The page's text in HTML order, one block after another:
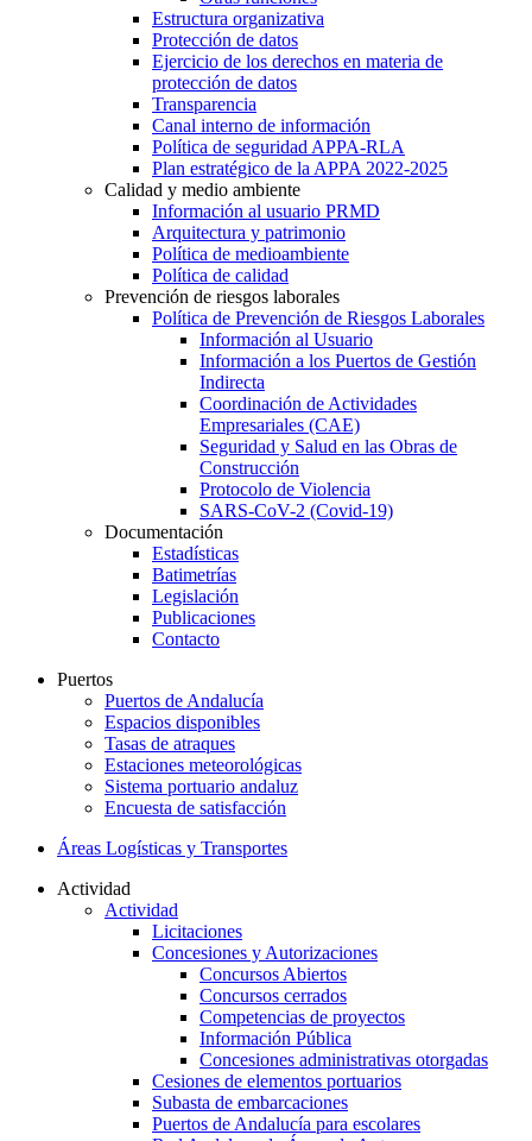
Estructura organizativa
Protección de datos
Ejercicio de los derechos en materia de
protección de datos
Transparencia
Canal interno de información
Política de seguridad APPA-RLA
Plan estratégico de la APPA 2022-2025
Calidad y medio ambiente
Información al usuario PRMD
Arquitectura y patrimonio
Política de medioambiente
Política de calidad
Prevención de riesgos laborales
Política de Prevención de Riesgos Laborales
Información al Usuario
Información a los Puertos de Gestión
Indirecta
Coordinación de Actividades
Empresariales (CAE)
Seguridad y Salud en las Obras de
Construcción
Protocolo de Violencia
SARS-CoV-2 (Covid-19)
Documentación
Estadísticas
Batimetrías
Legislación
Publicaciones
Contacto
Puertos
Puertos de Andalucía
Espacios disponibles
Tasas de atraques
Estaciones meteorológicas
Sistema portuario andaluz
Encuesta de satisfacción
Áreas Logísticas y Transportes
Actividad
Actividad
Licitaciones
Concesiones y Autorizaciones
Concursos Abiertos
Concursos cerrados
Competencias de proyectos
Información Pública
Concesiones administrativas otorgadas
Cesiones de elementos portuarios
Subasta de embarcaciones
Puertos de Andalucía para escolares